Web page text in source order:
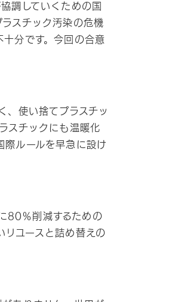
調していくための国
スチック汚染の危機
分です。今回の合意
、使い捨てプラスチッ
スチックにも温暖化
際ルールを早急に設け
80％削減するための
ユースと詰め替えの